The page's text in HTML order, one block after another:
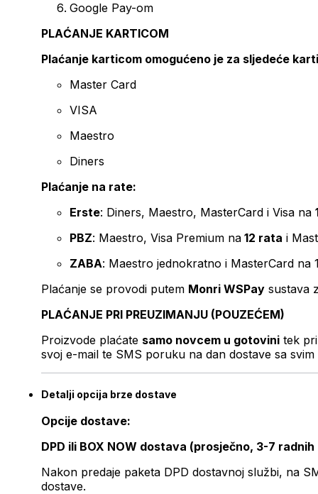
Google Pay-om
PLAĆANJE KARTICOM
Plaćanje karticom omogućeno je za sljedeće
Master Card
VISA
Maestro
Diners
Plaćanje na rate:
Erste: Diners, Maestro, MasterCard i Visa na
PBZ: Maestro, Visa Premium na 12 rata i
ZABA: Maestro jednokratno i MasterCard na
Plaćanje se provodi putem Monri WSPay sustava
PLAĆANJE PRI PREUZIMANJU (POUZEĆEM)
Proizvode plaćate samo novcem u gotovini tek
svoj e-mail te SMS poruku na dan dostave sa svim
Detalji opcija brze dostave
Opcije dostave:
DPD ili BOX NOW dostava (prosječno, 3-7 radnih
Nakon predaje paketa DPD dostavnoj službi, na
dostave.